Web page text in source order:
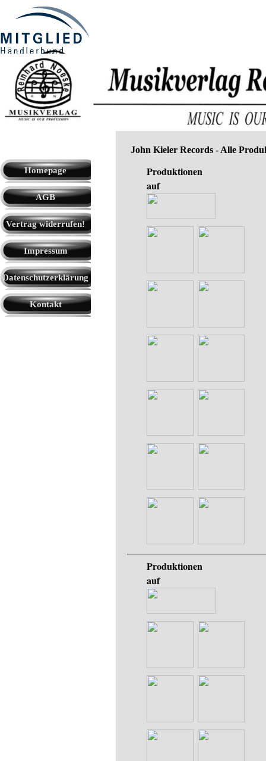
Direkt zum Seiteninhalt
Suchen
Cart:
Menü überspringen
Menü überspringen
Homepage
AGB
Vertrag widerrufen!
Impressum
Datenschutzerklärung
Kontakt
John Kieler Records - Alle
Produktionen
auf
Produktionen
auf